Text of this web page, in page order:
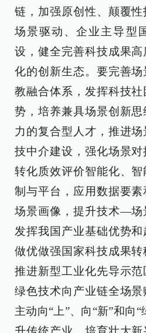
链，加强原创性、颠覆
场景驱动、企业主导型
设，健全完善科技成果
化的创新生态。要完善
教融合体系，发挥科技
势，培养兼具场景创新
力的复合型人才，推进
技中介建设，强化场景
转化质效评价智能化、
制与平台，应用数据要
场景画像，提升技术—场
发挥我国产业基础优势和
做优做强国家科技成果
推进新型工业化先导示范
绿色技术向产业链全场
主动向“上”、向“新”和向